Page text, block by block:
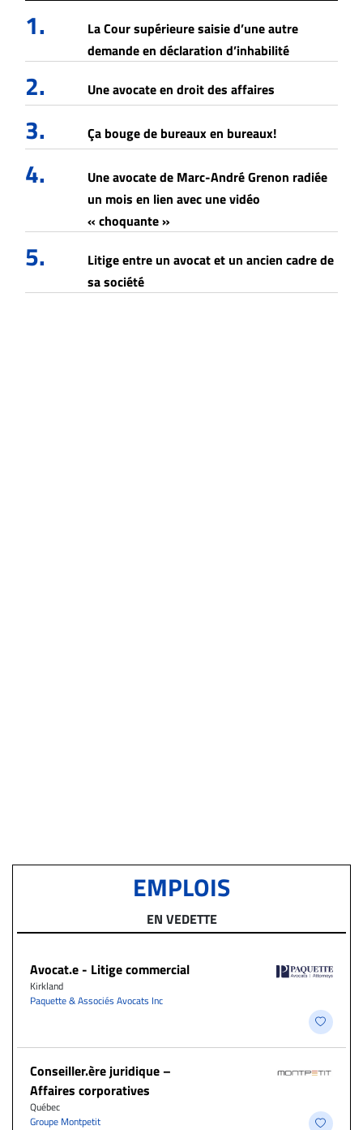
1.
La Cour supérieure saisie d’une autre
demande en déclaration d’inhabilité
2. Une avocate en droit des affaires
3. Ça bouge de bureaux en bureaux!
4.
Une avocate de Marc-André Grenon radiée
un mois en lien avec une vidéo
« choquante »
5.
Litige entre un avocat et un ancien cadre de
sa société
EMPLOIS
EN VEDETTE
Avocat.e - Litige commercial
Kirkland
Paquette & Associés Avocats Inc
Conseiller.ère juridique –
Affaires corporatives
Québec
Groupe Montpetit